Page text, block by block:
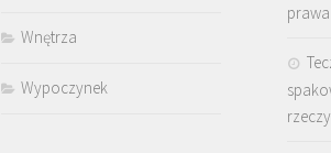
prawa
Wnętrza
Wypoczynek